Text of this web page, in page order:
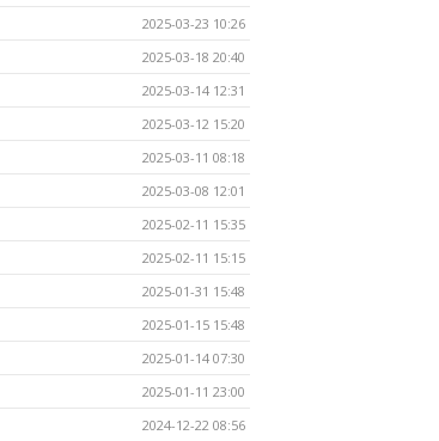
2025-03-23 10:26
2025-03-18 20:40
2025-03-14 12:31
2025-03-12 15:20
2025-03-11 08:18
2025-03-08 12:01
2025-02-11 15:35
2025-02-11 15:15
2025-01-31 15:48
2025-01-15 15:48
2025-01-14 07:30
2025-01-11 23:00
2024-12-22 08:56